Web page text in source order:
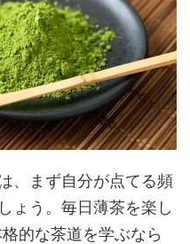
、まず自分が点てる頻
ょう。毎日薄茶を楽し
的な茶道を学ぶなら